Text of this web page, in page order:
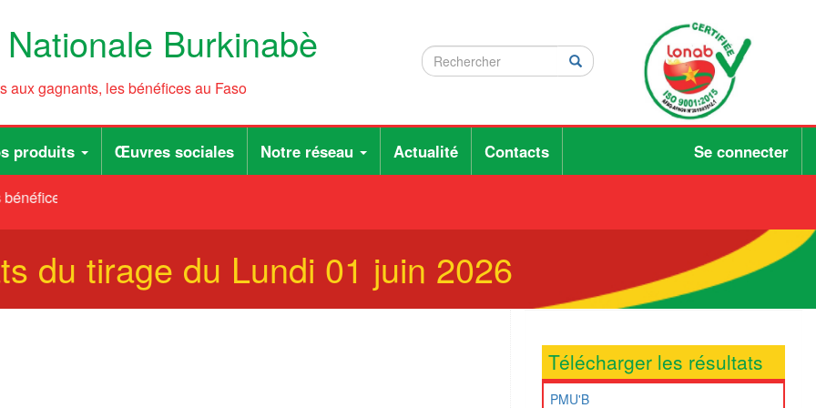
Burkinabè
aux gagnants, les bénéfices au Faso Rechercher
Rechercher Rechercher
produits Œuvres sociales Notre réseau Actualité Contacts Se connecter
au Faso
du tirage du Lundi 01 juin 2026
Télécharger les résultats
PMU'B